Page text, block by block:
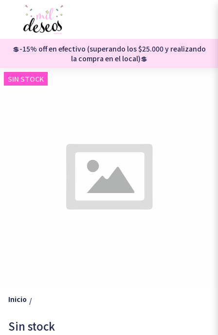
💲-15% off en efectivo (superando los $25.000 y realizando
la compra en el local)💲
SIN STOCK
Inicio /
Sin stock